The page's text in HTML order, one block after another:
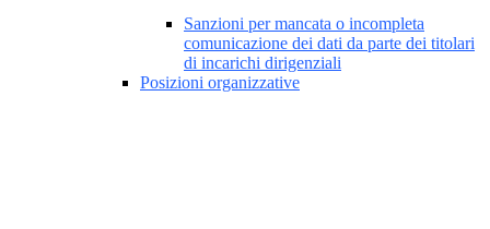
Sanzioni per mancata o incompleta
comunicazione dei dati da parte dei titolari
di incarichi dirigenziali
Posizioni organizzative